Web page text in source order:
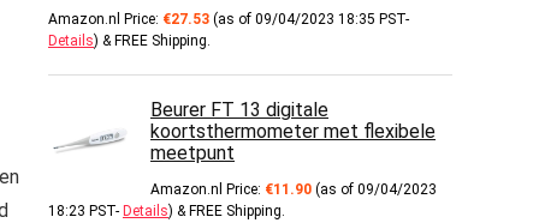
Amazon.nl Price: €27.53 (as of 09/04/2023 18:35 PST-
Details) & FREE Shipping.
Beurer FT 13 digitale
koortsthermometer met flexibele
meetpunt
Amazon.nl Price: €11.90 (as of 09/04/2023
18:23 PST- Details) & FREE Shipping.